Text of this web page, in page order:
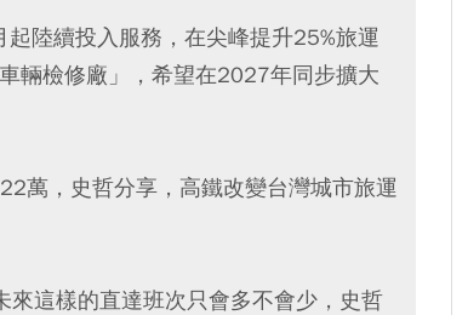
陸續投入服務，在尖峰提升25%旅運
輛檢修廠」，希望在2027年同步擴大
萬，史哲分享，高鐵改變台灣城市旅運
這樣的直達班次只會多不會少，史哲